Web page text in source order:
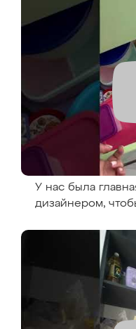
У нас была
дизайнером,